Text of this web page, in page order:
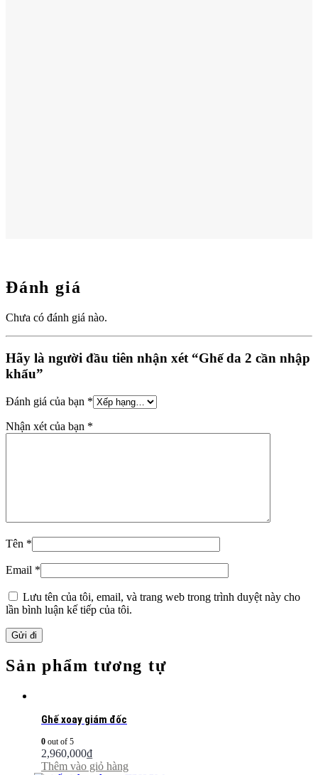
Đánh giá
Chưa có đánh giá nào.
Hãy là người đầu tiên nhận xét “Ghế da 2 cần nhập
khẩu”
Đánh giá của bạn *
Nhận xét của bạn *
Tên *
Email *
Lưu tên của tôi, email, và trang web trong trình duyệt này cho
lần bình luận kế tiếp của tôi.
Sản phẩm tương tự
Ghế xoay giám đốc
0 out of 5
2,960,000₫
Thêm vào giỏ hàng